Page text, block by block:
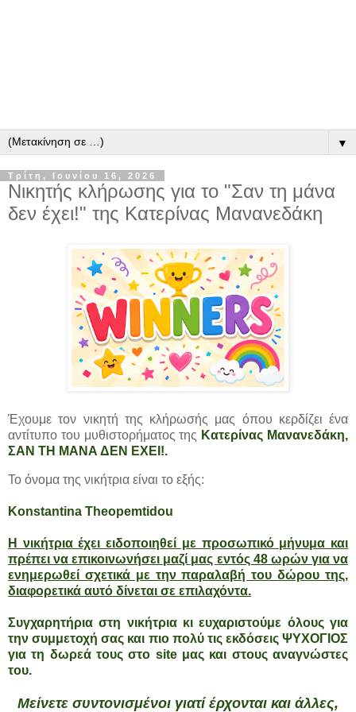
▼
Τρίτη, Ιουνίου 16, 2026
Νικητής κλήρωσης για το "Σαν τη μάνα
δεν έχει!" της Κατερίνας Μανανεδάκη
Έχουμε τον νικητή της κλήρωσής μας όπου κερδίζει ένα
αντίτυπο του μυθιστορήματος της Κατερίνας Μανανεδάκη,
ΣΑΝ ΤΗ ΜΑΝΑ ΔΕΝ ΕΧΕΙ!.
Το όνομα της νικήτρια είναι το εξής:
Konstantina Theopemtidou
Η νικήτρια έχει ειδοποιηθεί με προσωπικό μήνυμα και
πρέπει να επικοινωνήσει μαζί μας εντός 48 ωρών για να
ενημερωθεί σχετικά με την παραλαβή του δώρου της,
διαφορετικά αυτό δίνεται σε επιλαχόντα.
Συγχαρητήρια στη νικήτρια κι ευχαριστούμε όλους για
την συμμετοχή σας και πιο πολύ τις εκδόσεις ΨΥΧΟΓΙΟΣ
για τη δωρεά τους στο site μας και στους αναγνώστες
του.
Μείνετε συντονισμένοι γιατί έρχονται και άλλες,